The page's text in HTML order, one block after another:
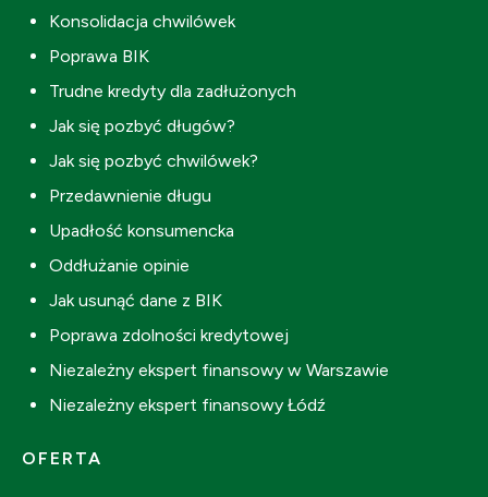
Konsolidacja chwilówek
Poprawa BIK
Trudne kredyty dla zadłużonych
Jak się pozbyć długów?
Jak się pozbyć chwilówek?
Przedawnienie długu
Upadłość konsumencka
Oddłużanie opinie
Jak usunąć dane z BIK
Poprawa zdolności kredytowej
Niezależny ekspert finansowy w Warszawie
Niezależny ekspert finansowy Łódź
OFERTA